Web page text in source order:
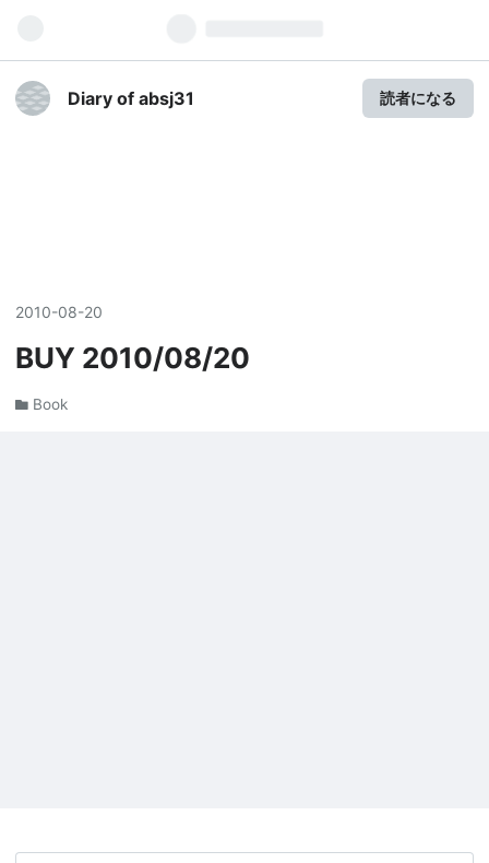
Diary of absj31 読者になる
2010-08-20
BUY 2010/08/20
Book